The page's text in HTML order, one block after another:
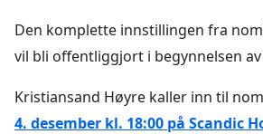
Den komplette innstillingen fra
vil bli offentliggjort i begynnelsen av
Kristiansand Høyre kaller inn til
4. desember kl. 18:00 på Scandic